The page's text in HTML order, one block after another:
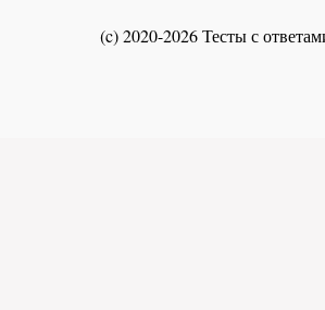
(c) 2020-2026 Тесты с